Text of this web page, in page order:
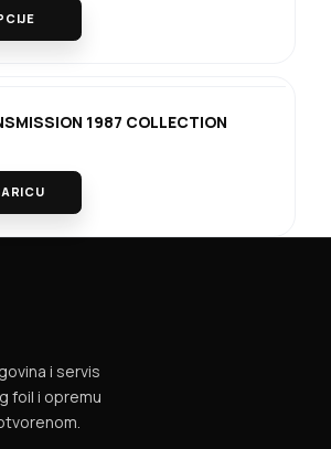
1987 COLLECTION
i servis
foil i opremu